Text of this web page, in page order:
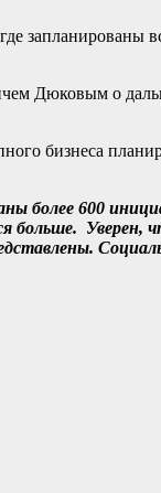
запланированы
Дюковым о
бизнеса
более 600
больше. Уверен,